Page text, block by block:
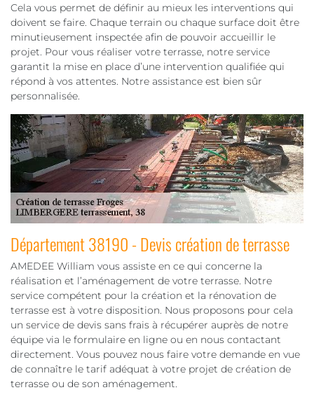
Cela vous permet de définir au mieux les interventions qui
doivent se faire. Chaque terrain ou chaque surface doit être
minutieusement inspectée afin de pouvoir accueillir le
projet. Pour vous réaliser votre terrasse, notre service
garantit la mise en place d’une intervention qualifiée qui
répond à vos attentes. Notre assistance est bien sûr
personnalisée.
Département 38190 - Devis création de terrasse
AMEDEE William vous assiste en ce qui concerne la
réalisation et l’aménagement de votre terrasse. Notre
service compétent pour la création et la rénovation de
terrasse est à votre disposition. Nous proposons pour cela
un service de devis sans frais à récupérer auprès de notre
équipe via le formulaire en ligne ou en nous contactant
directement. Vous pouvez nous faire votre demande en vue
de connaître le tarif adéquat à votre projet de création de
terrasse ou de son aménagement.